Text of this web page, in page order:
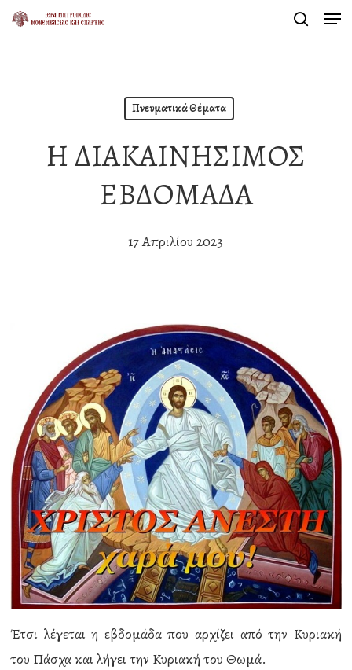
Skip
Πνευματικά Θέματα
Η ΔΙΑΚΑΙΝΗΣΙΜΟΣ
ΕΒΔΟΜΑΔΑ
17 Απριλίου 2023
Έτσι λέγεται η εβδομάδα που αρχίζει από την Κυριακή
του Πάσχα και λήγει την Κυριακή του Θωμά.